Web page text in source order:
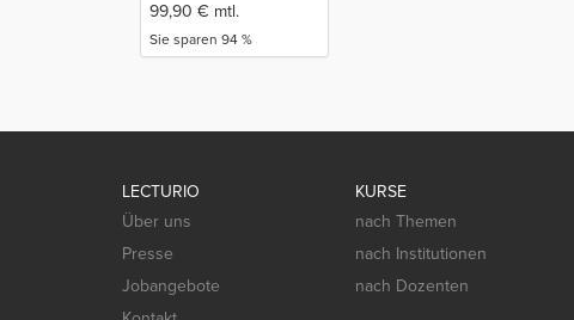
99,90 € mtl.
Sie sparen 94 %
LECTURIO
Über uns
Presse
Jobangebote
KURSE
nach Themen
nach Institutionen
nach Dozenten